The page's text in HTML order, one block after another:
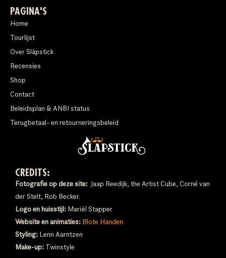
PAGINA'S
Home
Tourlijst
Over Släpstick
Recensies
Shop
Contact
Beleidsplan & ANBI status
Terugbetaal- en retourneringsbeleid
CREDITS:
Fotografie op deze site: Jaap Reedijk, the Artist Cube, Corné van
der Stelt, Rob Becker.
Logo en huisstijl: Mariël Stapper
Website en animaties: Blote Handen
Styling: Lenn Aarntzen
Make-up: Twinstyle